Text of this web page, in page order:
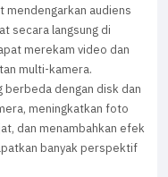
mendengarkan audiens
secara langsung di
merekam video dan
multi-kamera.
berbeda dengan disk dan
meningkatkan foto
dan menambahkan efek
banyak perspektif